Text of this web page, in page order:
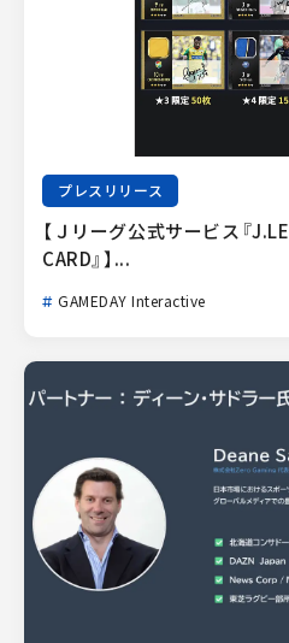
プレスリリース
【Ｊリーグ公式サービス『
CARD』】...
GAMEDAY Interactive